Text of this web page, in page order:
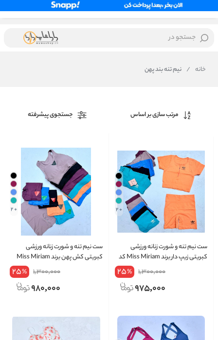
جستجو در
خانه / نیم تنه بند پهن
مرتب سازی بر اساس جستجوی پیشرفته
+ 2
ست نیم تنه و شورت زنانه ورزشی
کبریتی زیپ دار برند Miss Miriam کد
1,300,000
25%
975,000
+ 2
ست نیم تنه و شورت زنانه ورزشی
کبریتی کش پهن برند Miss Miriam
1,300,000
25%
980,000